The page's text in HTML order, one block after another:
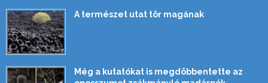
A természet utat tör magának
Még a kutatókat is megdöbbentette az